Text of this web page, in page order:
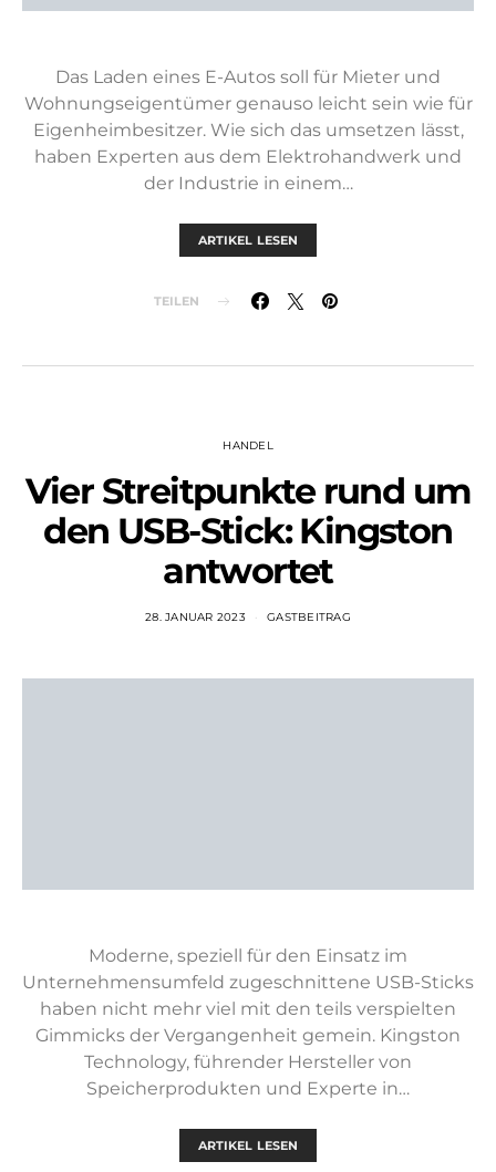
Das Laden eines E-Autos soll für Mieter und
Wohnungseigentümer genauso leicht sein wie für
Eigenheimbesitzer. Wie sich das umsetzen lässt,
haben Experten aus dem Elektrohandwerk und
der Industrie in einem…
ARTIKEL LESEN
TEILEN
HANDEL
Vier Streitpunkte rund um
den USB-Stick: Kingston
antwortet
28. JANUAR 2023 GASTBEITRAG
Moderne, speziell für den Einsatz im
Unternehmensumfeld zugeschnittene USB-Sticks
haben nicht mehr viel mit den teils verspielten
Gimmicks der Vergangenheit gemein. Kingston
Technology, führender Hersteller von
Speicherprodukten und Experte in…
ARTIKEL LESEN